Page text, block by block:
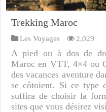
Trekking Maroc
Les Voyages 2,029
A pied ou à dos de
Maroc en VTT, 4×4 ou
des vacances aventure
se côtoient. Si ce type
suffira de choisir la
sites que vous désirez